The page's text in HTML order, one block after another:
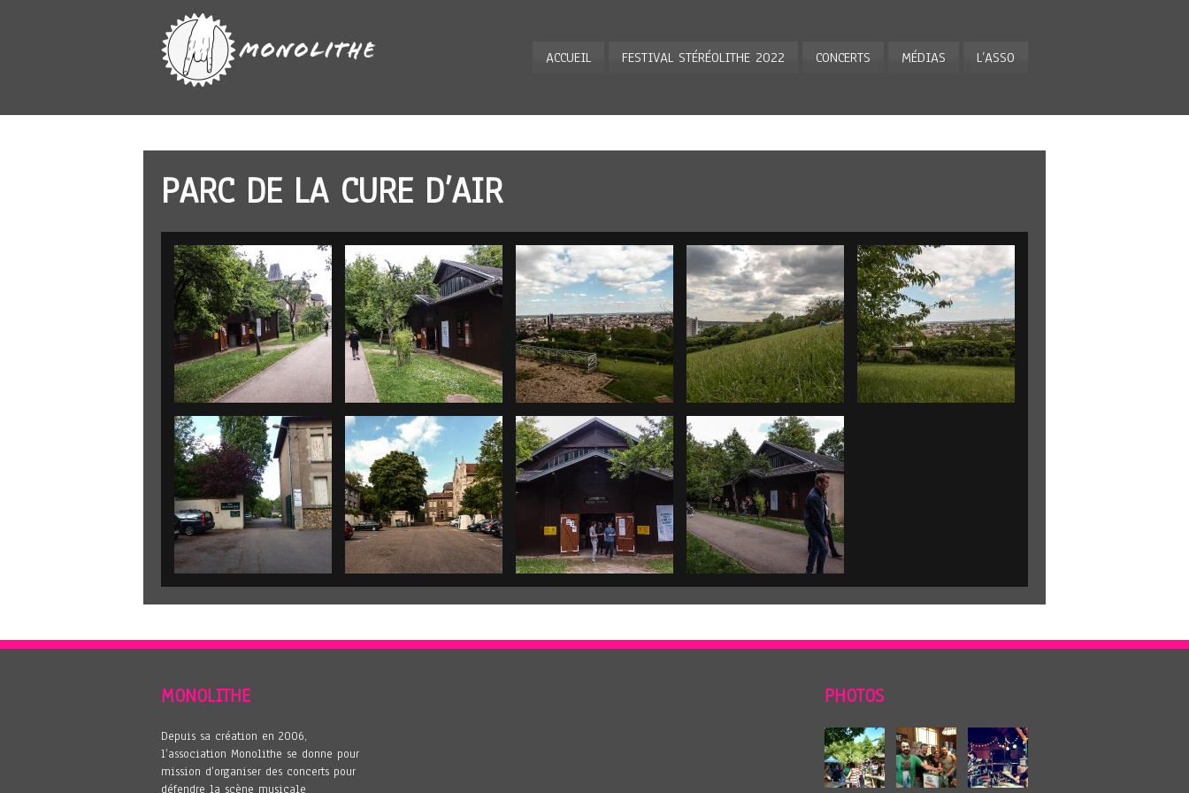
ACCUEIL FESTIVAL STÉRÉOLITHE 2022 CONCERTS MÉDIAS L’ASSO
PARC DE LA CURE D’AIR
MONOLITHE
Depuis sa création en 2006,
l’association Monolithe se donne pour
mission d’organiser des concerts pour
défendre la scène musicale
PHOTOS